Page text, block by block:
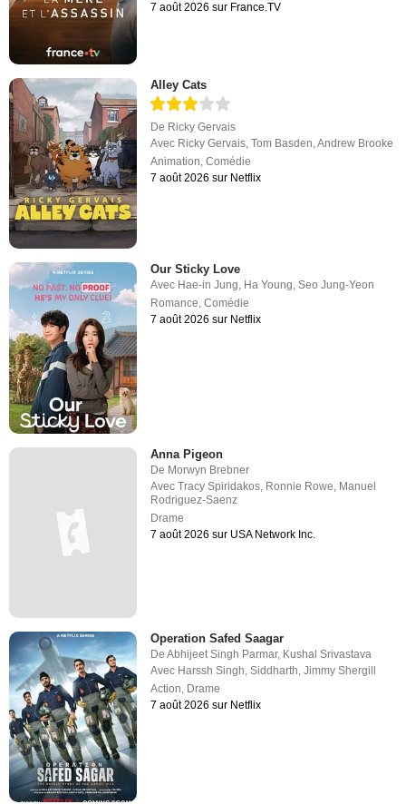
7 août 2026 sur France.TV
Alley Cats
De Ricky Gervais
Avec Ricky Gervais,Tom Basden,Andrew Brooke
Animation,Comédie
7 août 2026 sur Netflix
Our Sticky Love
Avec Hae-in Jung, Ha Young,Seo Jung-Yeon
Romance,Comédie
7 août 2026 sur Netflix
Anna Pigeon
De Morwyn Brebner
AvecTracy Spiridakos Ronnie Rowe Manuel
Rodriguez-Saenz
Drame
7 août 2026 sur USA Network Inc.
Operation Safed Saagar
DeAbhijeet Singh Parmar, Kushal Srivastava
Avec Harssh Singh,Siddharth,Jimmy Shergill
Action, Drame
7 août 2026 sur Netflix